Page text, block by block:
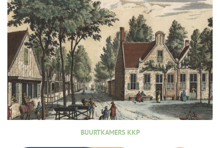
BUURTKAMERS KKP